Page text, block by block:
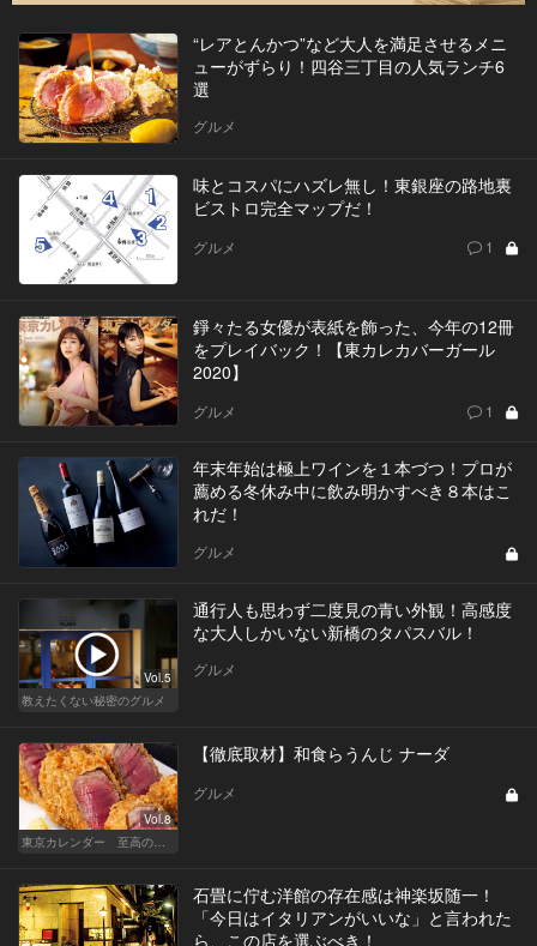
“レアとんかつ”など大人を満足させるメニ
ューがずらり！四谷三丁目の人気ランチ6
選
グルメ
味とコスパにハズレ無し！東銀座の路地裏
ビストロ完全マップだ！
グルメ 1
錚々たる女優が表紙を飾った、今年の12冊
をプレイバック！【東カレカバーガール
2020】
グルメ 1
年末年始は極上ワインを１本づつ！プロが
薦める冬休み中に飲み明かすべき８本はこ
れだ！
グルメ
Vol.5
教えたくない秘密のグルメ
通行人も思わず二度見の青い外観！高感度
な大人しかいない新橋のタパスバル！
グルメ
Vol.8
東京カレンダー 至高の名店シリーズ
【徹底取材】和食らうんじ ナーダ
グルメ
石畳に佇む洋館の存在感は神楽坂随一！
「今日はイタリアンがいいな」と言われた
ら、この店を選ぶべき！